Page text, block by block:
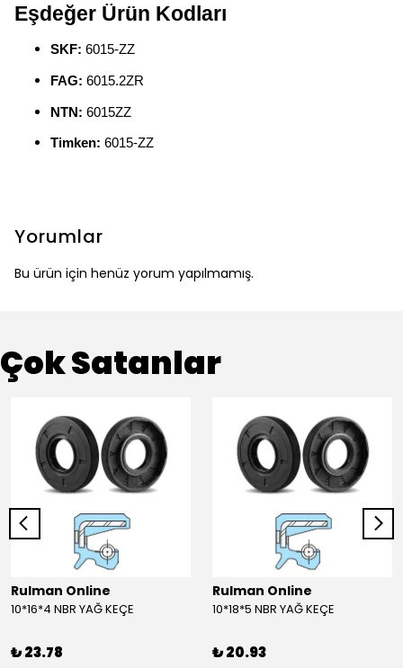
Eşdeğer Ürün Kodları
SKF: 6015-ZZ
FAG: 6015.2ZR
NTN: 6015ZZ
Timken: 6015-ZZ
Yorumlar
Bu ürün için henüz yorum yapılmamış.
Çok Satanlar
Rulman Online
10*16*4 NBR YAĞ KEÇE
₺ 23.78
Rulman Online
10*18*5 NBR YAĞ KEÇE
₺ 20.93